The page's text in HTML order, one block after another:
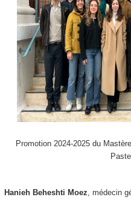
Promotion 2024-2025 du
Hanieh Beheshti Moez, médecin